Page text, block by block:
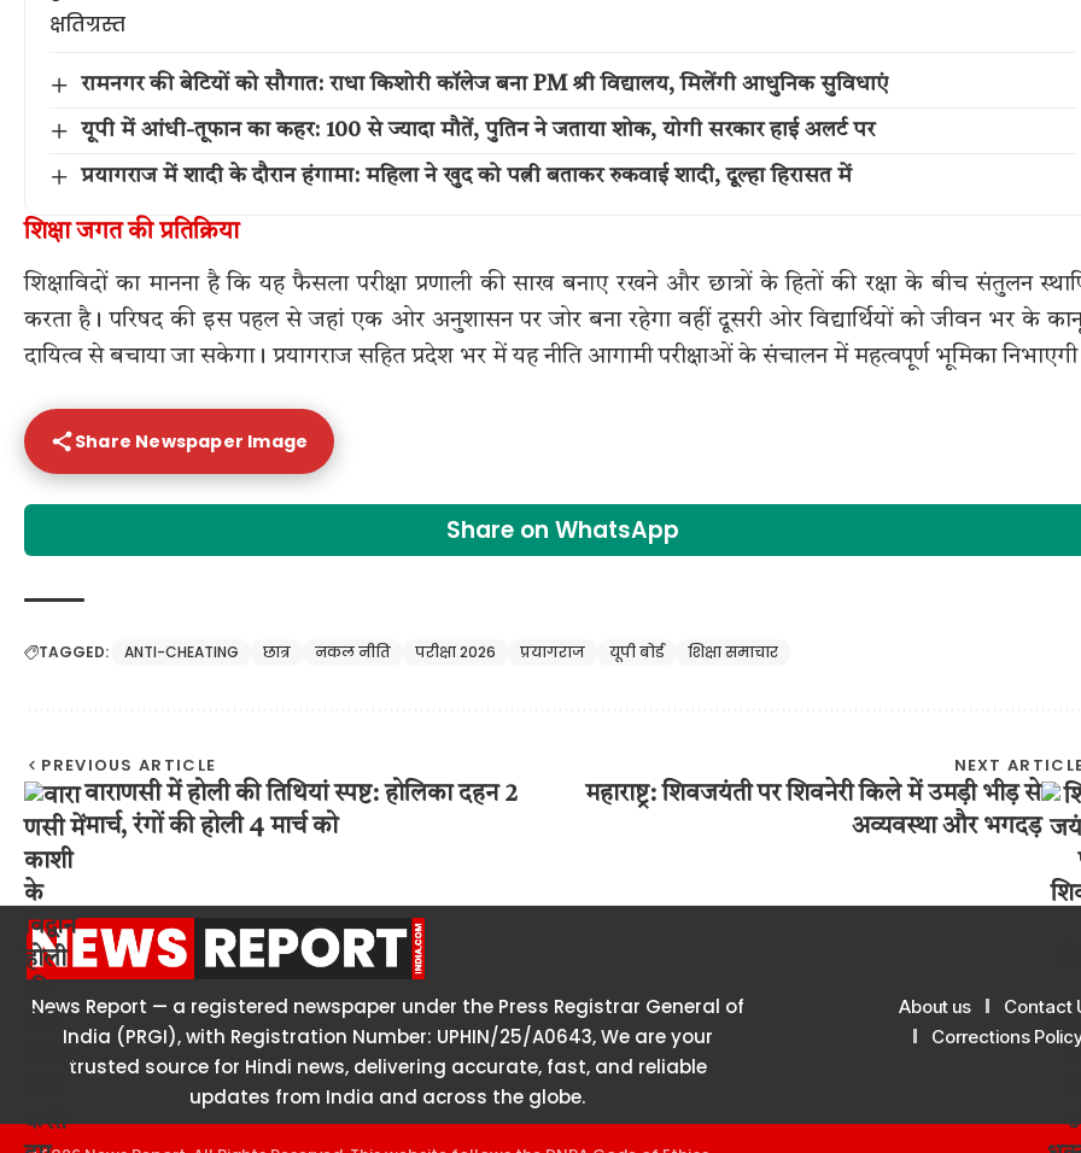
रामनगर की बेटियों को सौगात: राधा किशोरी कॉलेज बना PM श्री विद्यालय, मिलेंगी आधुनिक सुविधाएं
यूपी में आंधी-तूफान का कहर: 100 से ज्यादा मौतें, पुतिन ने जताया शोक, योगी सरकार हाई अलर्ट पर
प्रयागराज में शादी के दौरान हंगामा: महिला ने खुद को पत्नी बताकर रुकवाई शादी, दूल्हा हिरासत में
शिक्षा जगत की प्रतिक्रिया
शिक्षाविदों का मानना है कि यह फैसला परीक्षा प्रणाली की साख बनाए रखने और छात्रों के हितों की रक्षा के बीच संतुलन
करता है। परिषद की इस पहल से जहां एक ओर अनुशासन पर जोर बना रहेगा वहीं दूसरी ओर विद्यार्थियों को जीवन भर के
दायित्व से बचाया जा सकेगा। प्रयागराज सहित प्रदेश भर में यह नीति आगामी परीक्षाओं के संचालन में महत्वपूर्ण भूमिका
Share Newspaper Image
Share on WhatsApp
TAGGED: ANTI-CHEATING छात्र नकल नीति परीक्षा 2026 प्रयागराज यूपी बोर्ड शिक्षा समाचार
PREVIOUS ARTICLE
वाराणसी में होली की तिथियां स्पष्ट: होलिका दहन 2
मार्च, रंगों की होली 4 मार्च को
NEXT
महाराष्ट्र: शिवजयंती पर शिवनेरी किले में उमड़ी भीड़ से
अव्यवस्था और भगदड़
News Report — a registered newspaper under the Press Registrar General of
India (PRGI), with Registration Number: UPHIN/25/A0643, We are your
trusted source for Hindi news, delivering accurate, fast, and reliable
updates from India and across the globe.
About us Contact
Corrections